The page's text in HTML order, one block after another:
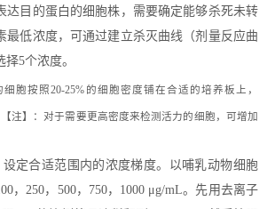
达目的蛋白的细胞株，需要确定能够杀死未转
最低浓度，可通过建立杀灭曲线（剂量反应曲
5个浓度。
胞按照20-25%的细胞密度铺在合适的培养板上，
注】：对于需要更高密度来检测活力的细胞，可增加
定合适范围内的浓度梯度。以哺乳动物细胞
，250，500，750，1000 μg/mL。先用去离子